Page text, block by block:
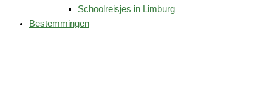
Schoolreisjes in Limburg
Bestemmingen